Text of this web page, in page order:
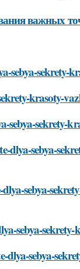
важных
sekrety-
krasoty-
sekrety-
sebya-
sebya-
sebya-
sebya-